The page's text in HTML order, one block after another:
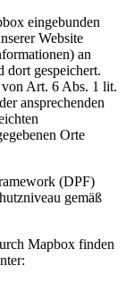
eingebunden
Website
an
dort gespeichert.
Art. 6 Abs. 1 lit.
ansprechenden
Orte
(DPF)
gemäß
Mapbox finden